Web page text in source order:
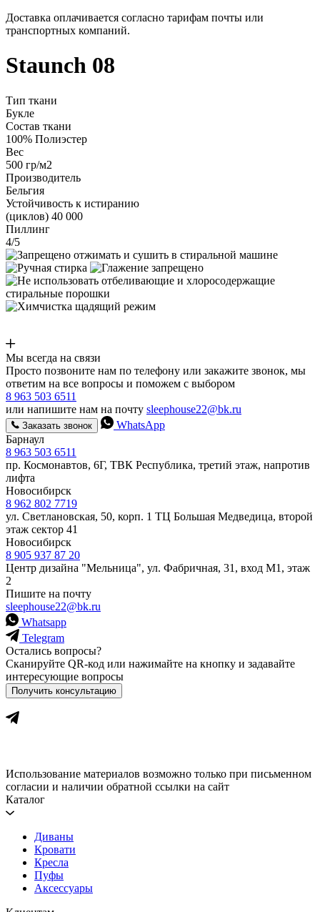
Доставка оплачивается согласно тарифам почты или
транспортных компаний.
Staunch 08
Тип ткани
Букле
Состав ткани
100% Полиэстер
Вес
500 гр/м2
Производитель
Бельгия
Устойчивость к истиранию
(циклов) 40 000
Пиллинг
4/5
Мы всегда на связи
Просто позвоните нам по телефону или закажите звонок, мы
ответим на все вопросы и поможем с выбором
8 963 503 6511
или напишите нам на почту sleephouse22@bk.ru
Заказать звонок
WhatsApp
Барнаул
8 963 503 6511
пр. Космонавтов, 6Г, ТВК Республика, третий этаж, напротив
лифта
Новосибирск
8 962 802 7719
ул. Светлановская, 50, корп. 1 ТЦ Большая Медведица, второй
этаж сектор 41
Новосибирск
8 905 937 87 20
Центр дизайна "Мельница", ул. Фабричная, 31, вход М1, этаж
2
Пишите на почту
sleephouse22@bk.ru
Whatsapp
Telegram
Остались вопросы?
Сканируйте QR-код или нажимайте на кнопку и задавайте
интересующие вопросы
Получить консультацию
Использование материалов возможно только при письменном
согласии и наличии обратной ссылки на сайт
Каталог
Диваны
Кровати
Кресла
Пуфы
Аксессуары